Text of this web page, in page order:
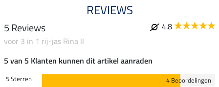
REVIEWS
5 Reviews
4.8
voor 3 in 1 rij-jas Rina II
5 van 5 Klanten kunnen dit artikel aanraden
5 Sterren
4 Beoordelingen